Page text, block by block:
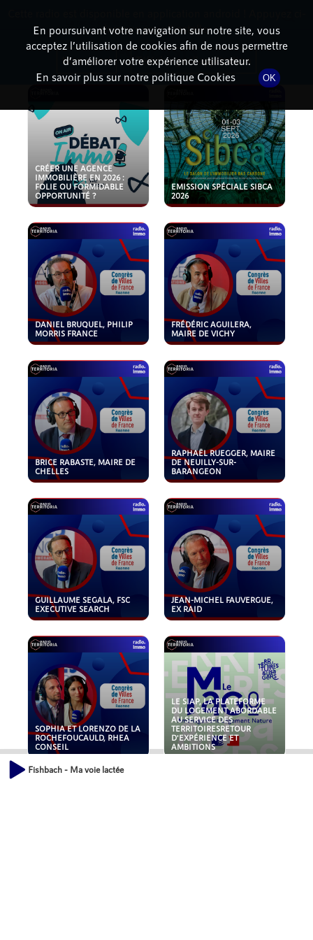
PODCASTS
CRÉER UNE AGENCE
IMMOBILIÈRE EN 2026 :
FOLIE OU FORMIDABLE
OPPORTUNITÉ ?
EMISSION SPÉCIALE SIBCA
2026
DANIEL BRUQUEL, PHILIP
MORRIS FRANCE
FRÉDÉRIC AGUILERA,
MAIRE DE VICHY
BRICE RABASTE, MAIRE DE
CHELLES
RAPHAËL RUEGGER, MAIRE
DE NEUILLY-SUR-
BARANGEON
GUILLAUME SEGALA, FSC
EXECUTIVE SEARCH
JEAN-MICHEL FAUVERGUE,
EX RAID
SOPHIA ET LORENZO DE LA
ROCHEFOUCAULD, RHEA
CONSEIL
LE SIAP, LA PLATEFORME
DU LOGEMENT ABORDABLE
AU SERVICE DES
TERRITOIRESRETOUR
D'EXPÉRIENCE ET
AMBITIONS
Fishbach - Ma voie lactée
En poursuivant votre navigation sur notre site, vous
acceptez l’utilisation de cookies afin de nous permettre
d’améliorer votre expérience utilisateur.
En savoir plus sur notre politique Cookies
OK
dessous pour l'installer.
Non merci Télécharger l'application